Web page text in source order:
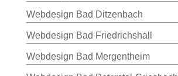
Webdesign Bad Ditzenbach
Webdesign Bad Friedrichshall
Webdesign Bad Mergentheim